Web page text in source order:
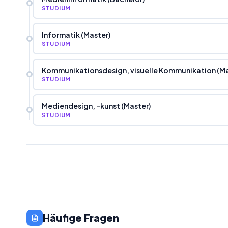
STUDIUM
Informatik (Master)
STUDIUM
Kommunikationsdesign, visuelle Kommunikation
STUDIUM
Mediendesign, -kunst (Master)
STUDIUM
Häufige Fragen